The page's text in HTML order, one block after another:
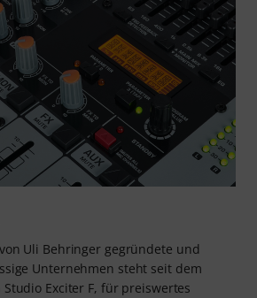
Uli Behringer gegründete und
Unternehmen steht seit dem
Exciter F, für preiswertes